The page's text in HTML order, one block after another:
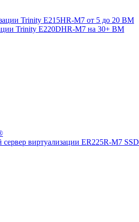
Trinity E215HR-M7 от 5 до 20 ВМ
Trinity E220DHR-M7 на 30+ ВМ
сервер виртуализации ER225R-M7